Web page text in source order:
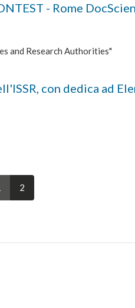
- Rome
and Research Authorities"
con dedica ad
2